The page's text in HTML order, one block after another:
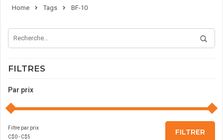
Home Tags BF-10
FILTRES
Par prix
Filtre par prix
C$0- C$5
FILTRER